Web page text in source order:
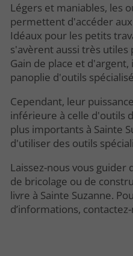
Légers et maniables, les
permettent d'accéder
Idéaux pour les petits
s'avèrent aussi très utiles
Gain de place et
panoplie d'outils
Cependant, leur
inférieure à celle d'outils
plus importants à Sainte
d'utiliser des outils
Laissez-nous vous guider
de bricolage ou de
livre à Sainte Suzanne.
d’informations,